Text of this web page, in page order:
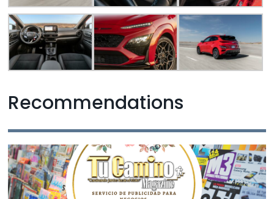
Recommendations